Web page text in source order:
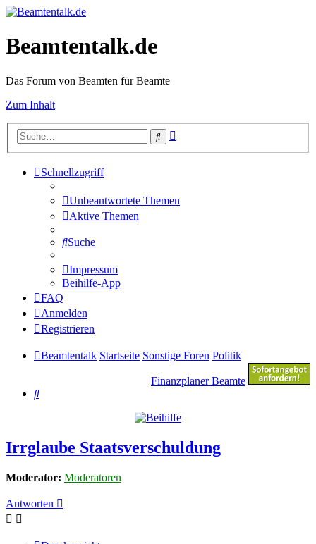
Beamtentalk.de
Das Forum von Beamten für Beamte
Zum Inhalt
Suche
Schnellzugriff
Unbeantwortete Themen
Aktive Themen
Suche
Impressum
Beihilfe-App
FAQ
Anmelden
Registrieren
Beamtentalk Startseite Sonstige Foren Politik
Finanzplaner Beamte
Suche
Irrglaube Staatsverschuldung
Moderator: Moderatoren
Antworten